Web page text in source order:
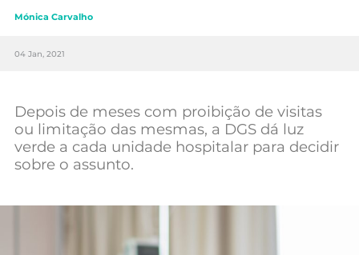
Mães e Bebés
Animais de Estimação
Mónica Carvalho
04 Jan, 2021
Depois de meses com proibição de visitas
ou limitação das mesmas, a DGS dá luz
verde a cada unidade hospitalar para decidir
sobre o assunto.